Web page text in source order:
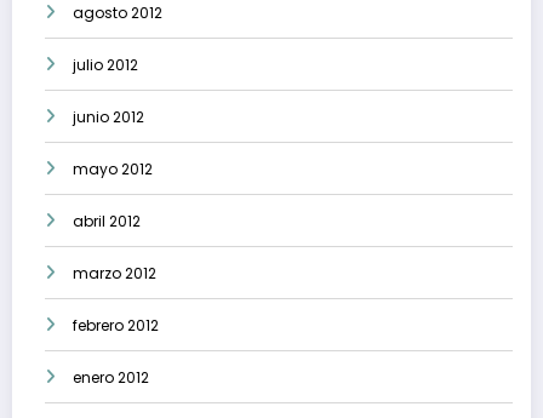
agosto 2012
julio 2012
junio 2012
mayo 2012
abril 2012
marzo 2012
febrero 2012
enero 2012